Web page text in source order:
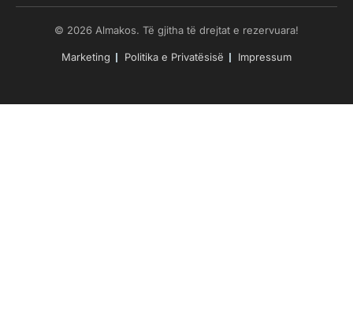
© 2026 Almakos. Të gjitha të drejtat e rezervuara!
Marketing Politika e Privatësisë Impressum